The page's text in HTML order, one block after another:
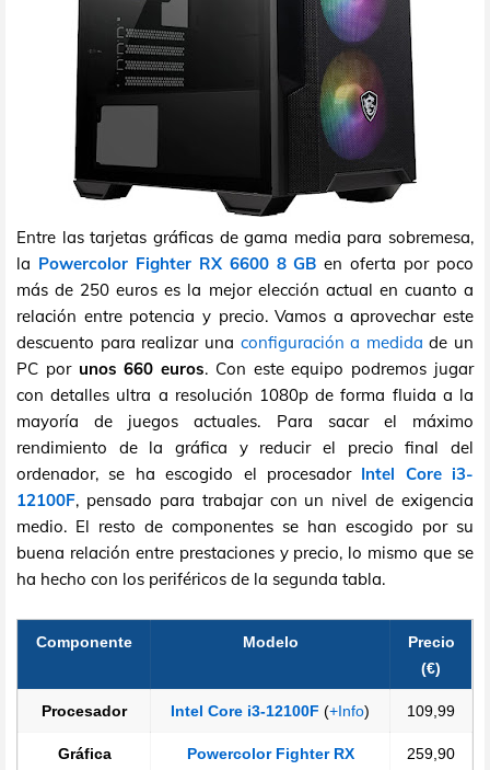
Entre las tarjetas gráficas de gama media para sobremesa,
la Powercolor Fighter RX 6600 8 GB en oferta por poco
más de 250 euros es la mejor elección actual en cuanto a
relación entre potencia y precio. Vamos a aprovechar este
descuento para realizar una configuración a medida de un
PC por unos 660 euros. Con este equipo podremos jugar
con detalles ultra a resolución 1080p de forma fluida a la
mayoría de juegos actuales. Para sacar el máximo
rendimiento de la gráfica y reducir el precio final del
ordenador, se ha escogido el procesador Intel Core i3-
12100F, pensado para trabajar con un nivel de exigencia
medio. El resto de componentes se han escogido por su
buena relación entre prestaciones y precio, lo mismo que se
ha hecho con los periféricos de la segunda tabla.
Componente Modelo
Precio
(€)
Procesador Intel Core i3-12100F (+Info) 109,99
Gráfica
Powercolor Fighter RX
259,90